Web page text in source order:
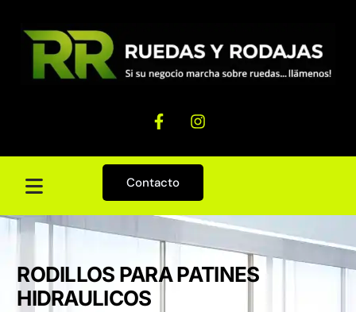
Contacto
RODILLOS PARA PATINES
HIDRAULICOS